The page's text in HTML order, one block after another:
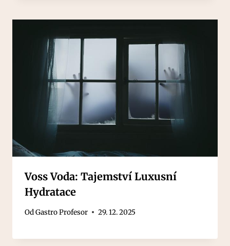
Voss Voda: Tajemství Luxusní
Hydratace
OdGastro Profesor 29. 12. 2025